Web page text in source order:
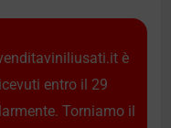
è
entro il 29
Torniamo il